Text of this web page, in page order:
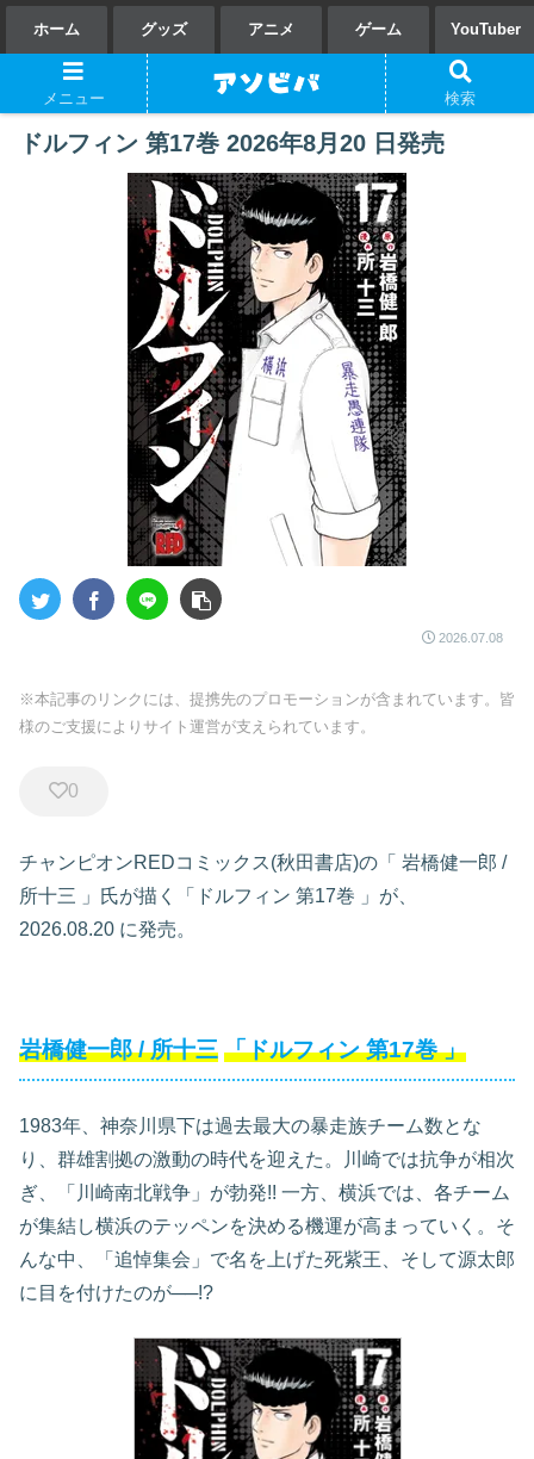
ホーム グッズ アニメ ゲーム YouTuber
ドルフィン 第17巻 2026年8月20 日発売
2026.07.08
※本記事のリンクには、提携先のプロモーションが含まれています。皆
様のご支援によりサイト運営が支えられています。
0
チャンピオンREDコミックス(秋田書店)の「 岩橋健一郎 /
所十三
」氏が描く「ドルフィン 第17巻 」が、
2026.08.20 に発売。
岩橋健一郎/所十三 「ドルフィン第17巻」
1983年、神奈川県下は過去最大の暴走族チーム数とな
り、群雄割拠の激動の時代を迎えた。川崎では抗争が相次
ぎ、「川崎南北戦争」が勃発!! 一方、横浜では、各チーム
が集結し横浜のテッペンを決める機運が高まっていく。そ
んな中、「追悼集会」で名を上げた死紫王、そして源太郎
に目を付けたのが──!?
メニュー 検索